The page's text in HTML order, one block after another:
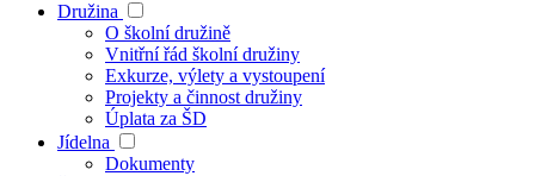
Družina
O školní družině
Vnitřní řád školní družiny
Exkurze, výlety a vystoupení
Projekty a činnost družiny
Úplata za ŠD
Jídelna
Dokumenty